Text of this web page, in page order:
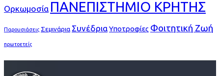
Ορκωμοσία ΠΑΝΕΠΙΣΤΗΜΙΟ ΚΡΗΤΗΣ
Παρουσιάσεις Σεμινάρια ΣυνέδριαΥποτροφίες Φοιτητική Ζωή
πρωτοετείς